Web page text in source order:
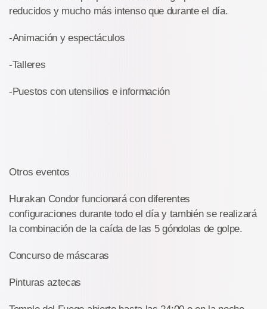
reducidos y mucho más intenso que durante el día.
-Animación y espectáculos
-Talleres
-Puestos con utensilios e información
Otros eventos
Hurakan Condor funcionará con diferentes
configuraciones durante todo el día y también se realizará
la combinación de la caída de las 5 góndolas de golpe.
Concurso de máscaras
Pinturas aztecas